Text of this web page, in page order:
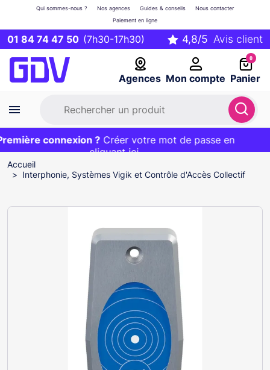
01 84 74 47 50 (7h30-17h30)
Agences Mon compte
Qui sommes-nous ? Nos agences Guides & conseils
Nous contacter
Paiement en ligne
0
Panier
Première commande ?20€ OFFERT sur votre panier
et livraison 24/48h gratuite avec le codeBIENVENUE
connexion ?Créer votre mot de passe en
cliquant ici
EXCLU WEB :
Accueil
Interphonie, Systèmes Vigik et Contrôle d'Accès Collectif